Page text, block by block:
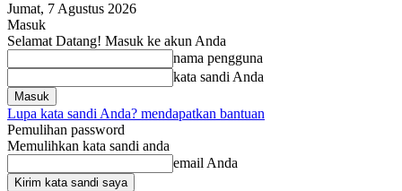
Jumat, 7 Agustus 2026
Masuk
Selamat Datang! Masuk ke akun Anda
nama pengguna
kata sandi Anda
Lupa kata sandi Anda? mendapatkan bantuan
Pemulihan password
Memulihkan kata sandi anda
email Anda